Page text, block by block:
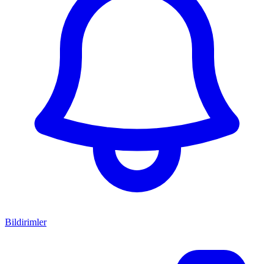
Bildirimler